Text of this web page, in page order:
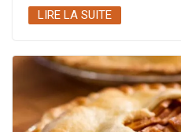
LIRE LA SUITE